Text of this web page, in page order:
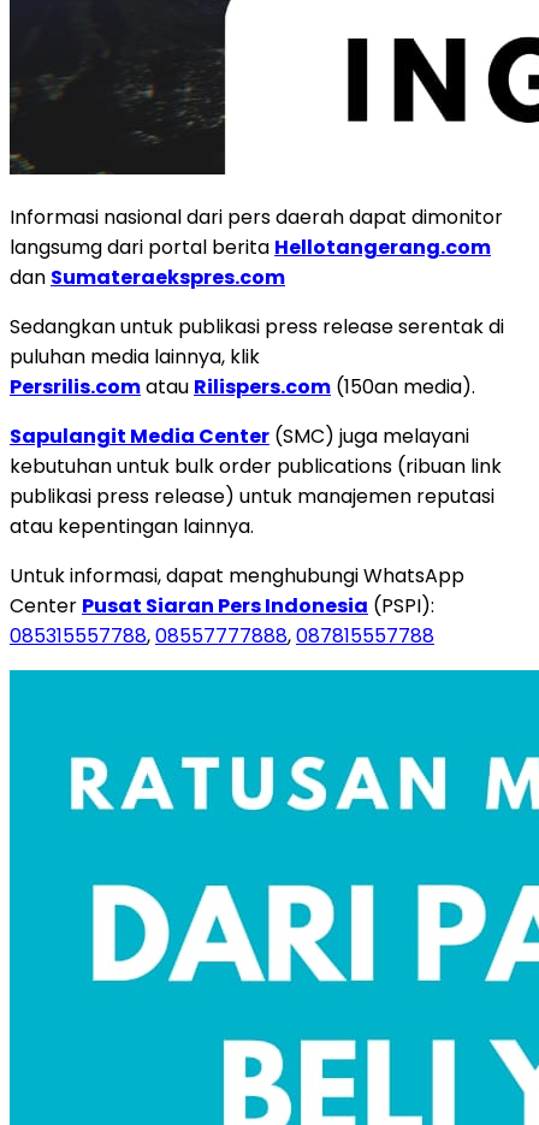
Informasi nasional dari pers daerah dapat dimonitor
langsumg dari portal berita Hellotangerang.com
dan Sumateraekspres.com
Sedangkan untuk publikasi press release serentak di
puluhan media lainnya, klik
Persrilis.comatau Rilispers.com (150an media).
Sapulangit Media Center (SMC) juga melayani
kebutuhan untuk bulk order publications (ribuan link
publikasi press release) untuk manajemen reputasi
atau kepentingan lainnya.
Untuk informasi, dapat menghubungi WhatsApp
Center Pusat Siaran Pers Indonesia (PSPI):
085315557788,08557777888,087815557788